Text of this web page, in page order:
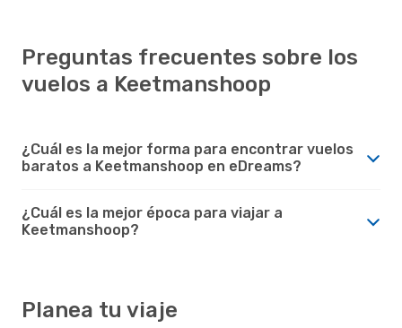
Preguntas frecuentes sobre los
vuelos a Keetmanshoop
¿Cuál es la mejor forma para encontrar vuelos
baratos a Keetmanshoop en eDreams?
¿Cuál es la mejor época para viajar a
Keetmanshoop?
Planea tu viaje